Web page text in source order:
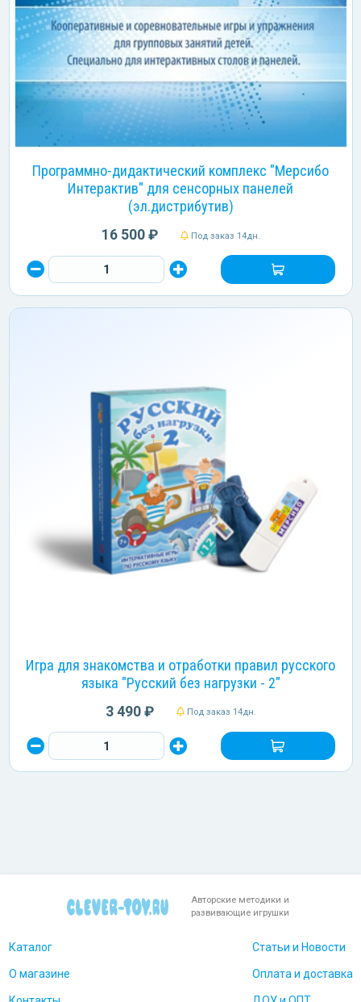
Программно-дидактический комплекс "Мерсибо
Интерактив" для сенсорных панелей
(эл.дистрибутив)
16 500 ₽ Под заказ 14дн.
Игра для знакомства и отработки правил русского
языка "Русский без нагрузки - 2"
3 490 ₽ Под заказ 14дн.
Авторские методики и
развивающие игрушки
Каталог
О магазине
Статьи и Новости
Оплата и доставка